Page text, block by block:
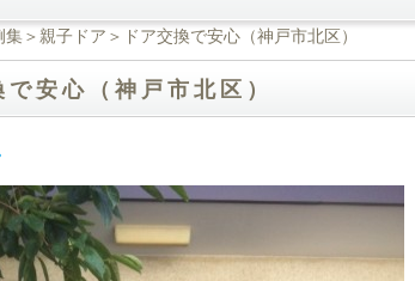
集 ＞ 親子ドア ＞ドア交換で安心（神戸市北区）
で安心（神戸市北区）